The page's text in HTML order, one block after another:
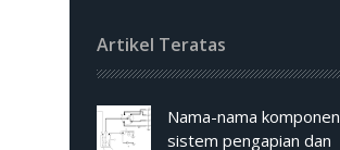
Artikel Teratas
Nama-nama komponen
sistem pengapian dan